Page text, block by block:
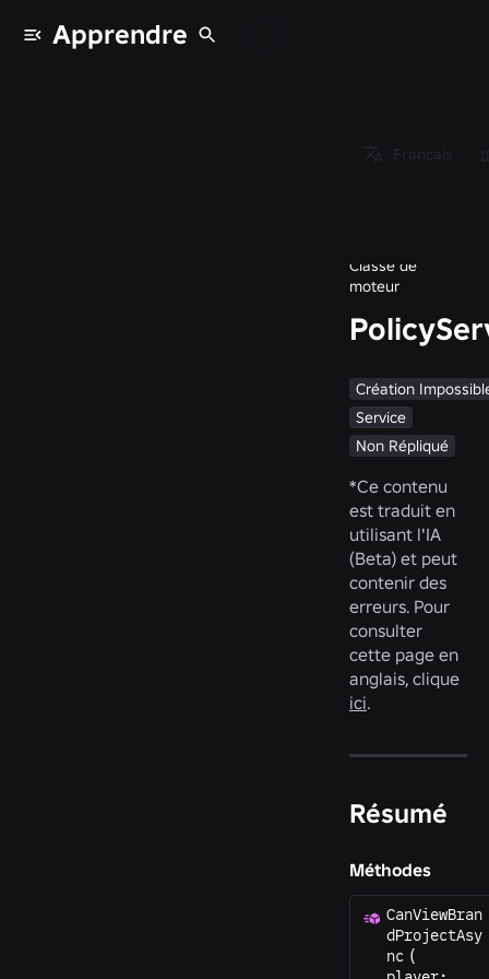
Apprendre
Classe de
moteur
Création
Service
Non Répliqué
*Ce contenu
est traduit en
utilisant l'IA
(Beta) et peut
contenir des
erreurs. Pour
consulter
cette page en
anglais, clique
ici.
Résumé
Méthodes
CanViewBran
dProjectAsy
nc (